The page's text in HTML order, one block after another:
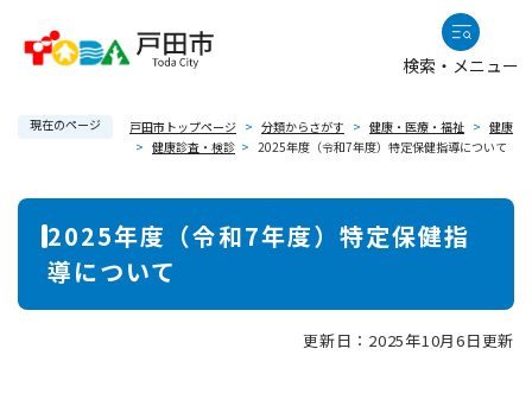
検索・メニュー
現在のページ 戸田市トップページ > 分類からさがす > 健康・医療・福祉 > 健康
> 健康診査・検診 > 2025年度（令和7年度）特定保健指導について
本
2025年度（令和7年度）特定保健指
導について
更新日：2025年10月6日更新